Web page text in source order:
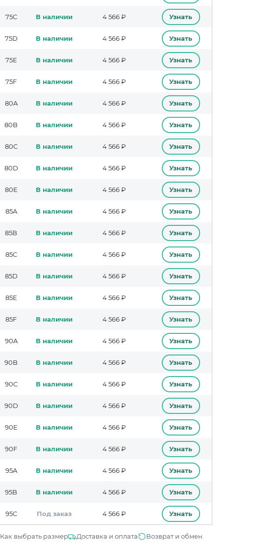
75C В наличии 4 566 ₽ Узнать
75D В наличии 4 566 ₽ Узнать
75E В наличии 4 566 ₽ Узнать
75F В наличии 4 566 ₽ Узнать
80A В наличии 4 566 ₽ Узнать
80B В наличии 4 566 ₽ Узнать
80C В наличии 4 566 ₽ Узнать
80D В наличии 4 566 ₽ Узнать
80E В наличии 4 566 ₽ Узнать
85A В наличии 4 566 ₽ Узнать
85B В наличии 4 566 ₽ Узнать
85C В наличии 4 566 ₽ Узнать
85D В наличии 4 566 ₽ Узнать
85E В наличии 4 566 ₽ Узнать
85F В наличии 4 566 ₽ Узнать
90A В наличии 4 566 ₽ Узнать
90B В наличии 4 566 ₽ Узнать
90C В наличии 4 566 ₽ Узнать
90D В наличии 4 566 ₽ Узнать
90E В наличии 4 566 ₽ Узнать
90F В наличии 4 566 ₽ Узнать
95A В наличии 4 566 ₽ Узнать
95B В наличии 4 566 ₽ Узнать
95C Под заказ 4 566 ₽ Узнать
Как выбрать размер Доставка и оплата Возврат и обмен